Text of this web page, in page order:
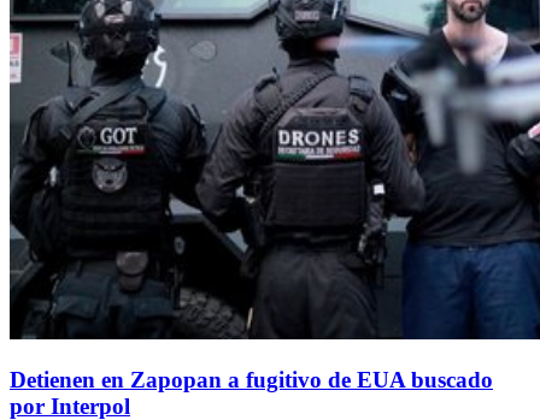
Detienen en Zapopan a fugitivo de EUA buscado
por Interpol